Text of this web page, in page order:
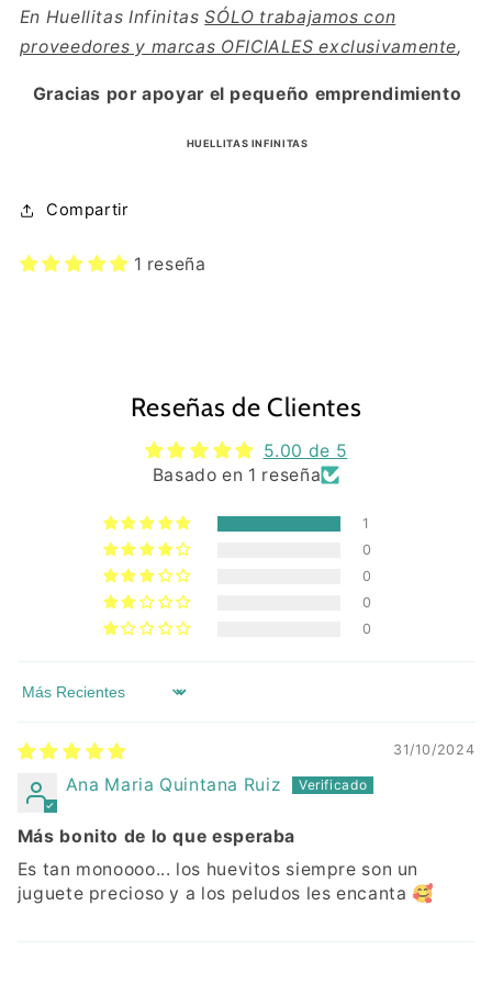
En Huellitas InfinitasSÓLO trabajamos con
proveedores y marcas OFICIALES exclusivamente,
Gracias por apoyar el pequeño emprendimiento
HUELLITAS INFINITAS
Compartir
1 reseña
Reseñas de Clientes
5.00 de 5
Basado en 1 reseña
1
0
0
0
0
Sort by
31/10/2024
Ana Maria Quintana Ruiz
Más bonito de lo que esperaba
Es tan monoooo... los huevitos siempre son un
juguete precioso y a los peludos les encanta 🥰